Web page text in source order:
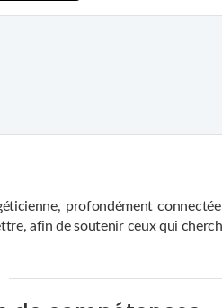
profondément
afin de soutenir ceux qui